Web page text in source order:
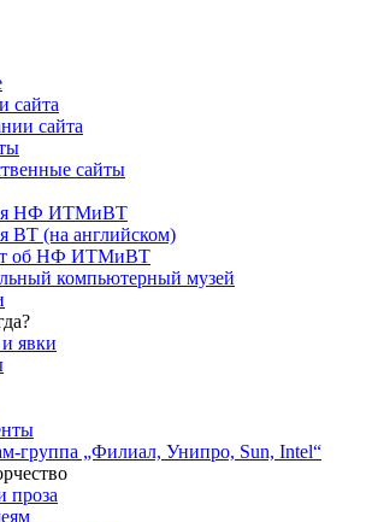
сайта
сайта
сайты
НФ ИТМиВТ
ВТ (на английском)
об НФ ИТМиВТ
компьютерный музей
явки
группа „Филиал, Унипро, Sun, Intel“
проза